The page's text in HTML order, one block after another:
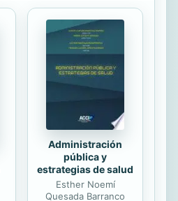
Administración
pública y
estrategias de salud
Esther Noemí
Quesada Barranco